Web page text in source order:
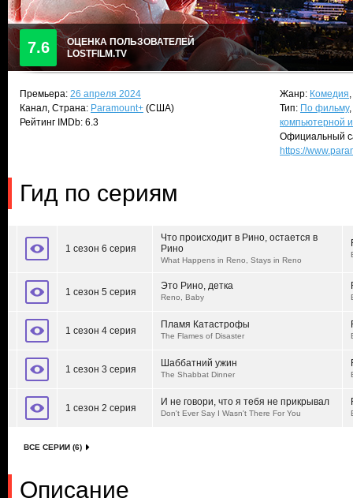
7.6
ОЦЕНКА ПОЛЬЗОВАТЕЛЕЙ
LOSTFILM.TV
Премьера: 26 апреля 2024
Канал, Страна: Paramount+ (США)
Рейтинг IMDb: 6.3
Жанр: Комедия,
Тип: По фильму,
компьютерной
Официальный
https://
Гид по сериям
1 сезон 6 серия
Что происходит в Рино, остается в
Рино
What Happens in Reno, Stays in Reno
1 сезон 5 серия
Это Рино, детка
Reno, Baby
1 сезон 4 серия
Пламя Катастрофы
The Flames of Disaster
1 сезон 3 серия
Шаббатний ужин
The Shabbat Dinner
1 сезон 2 серия
И не говори, что я тебя не прикрывал
Don't Ever Say I Wasn't There For You
ВСЕ СЕРИИ (6)
Описание